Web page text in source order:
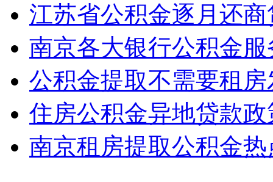
江苏省公积金逐月还
南京各大银行公积金
公积金提取不需要租房
住房公积金异地贷款
南京租房提取公积金